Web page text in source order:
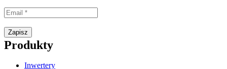
Zapisz
Produkty
Inwertery